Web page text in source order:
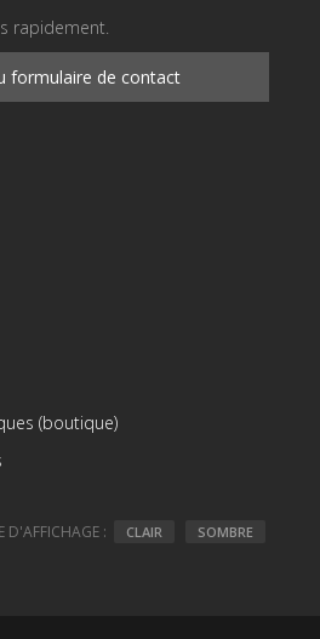
rapidement.
formulaire de contact
(boutique)
D'AFFICHAGE : CLAIR SOMBRE